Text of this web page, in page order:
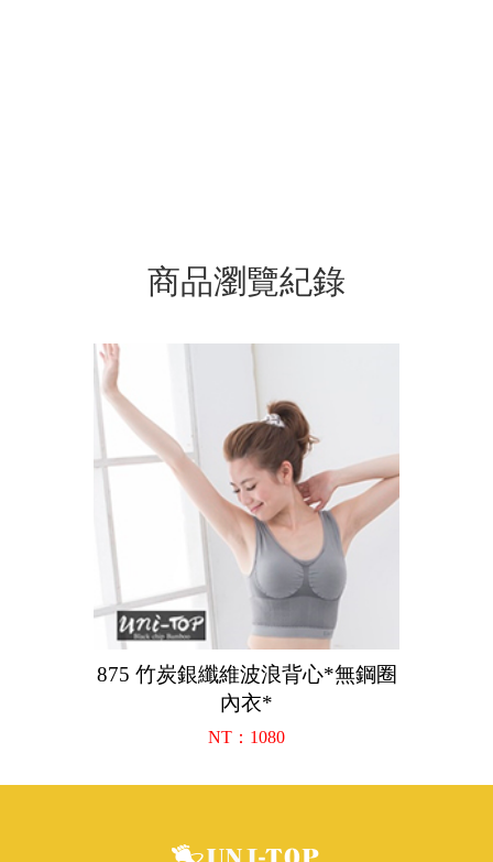
商品瀏覽紀錄
875 竹炭銀纖維波浪背心*無鋼圈
內衣*
NT：1080